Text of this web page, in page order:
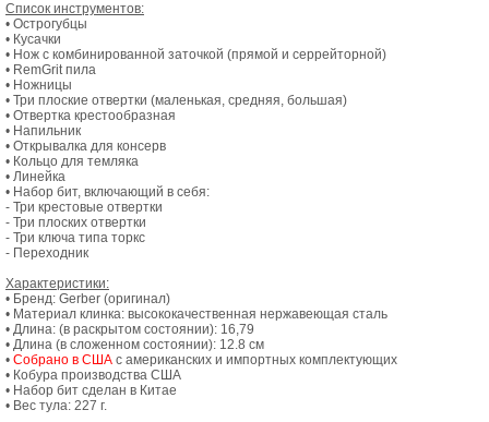
Список инструментов:
• Острогубцы
• Кусачки
• Нож с комбинированной заточкой (прямой и серрейторной)
• RemGrit пила
• Ножницы
• Три плоские отвертки (маленькая, средняя, большая)
• Отвертка крестообразная
• Напильник
• Открывалка для консерв
• Кольцо для темляка
• Линейка
• Набор бит, включающий в себя:
- Три крестовые отвертки
- Три плоских отвертки
- Три ключа типа торкс
- Переходник
Характеристики:
• Бренд: Gerber (оригинал)
• Материал клинка: высококачественная нержавеющая сталь
• Длина: (в раскрытом состоянии): 16,79
• Длина (в сложенном состоянии): 12.8 см
• Собрано в США с американских и импортных комплектующих
• Кобура производства США
• Набор бит сделан в Китае
• Вес тула: 227 г .